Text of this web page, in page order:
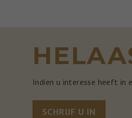
Indien u interesse heeft in
SCHRIJF U IN